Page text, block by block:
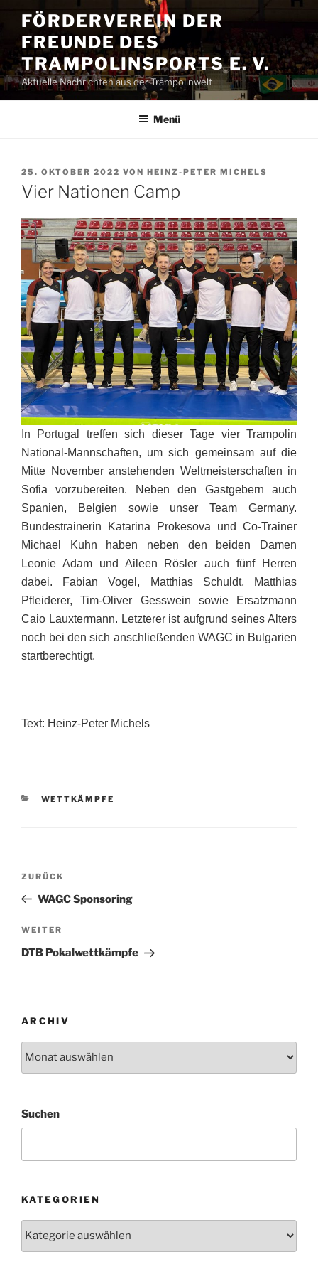
Inhalt
springen
FÖRDERVEREIN DER
FREUNDE DES
TRAMPOLINSPORTS E. V.
Aktuelle Nachrichten aus der Trampolinwelt
Menü
VERÖFFENTLICHT
AM
25. OKTOBER 2022 VON HEINZ-PETER MICHELS
Vier Nationen Camp
In Portugal treffen sich dieser Tage vier Trampolin
National-Mannschaften, um sich gemeinsam auf die
Mitte November anstehenden Weltmeisterschaften in
Sofia vorzubereiten. Neben den Gastgebern auch
Spanien, Belgien sowie unser Team Germany.
Bundestrainerin Katarina Prokesova und Co-Trainer
Michael Kuhn haben neben den beiden Damen
Leonie Adam und Aileen Rösler auch fünf Herren
dabei. Fabian Vogel, Matthias Schuldt, Matthias
Pfleiderer, Tim-Oliver Gesswein sowie Ersatzmann
Caio Lauxtermann. Letzterer ist aufgrund seines Alters
noch bei den sich anschließenden WAGC in Bulgarien
startberechtigt.
Text: Heinz-Peter Michels
KATEGORIEN
WETTKÄMPFE
Beitragsnavigation
Vorheriger
Beitrag
ZURÜCK
WAGC Sponsoring
Nächster
Beitrag
WEITER
DTB Pokalwettkämpfe
ARCHIV
Suchen
KATEGORIEN